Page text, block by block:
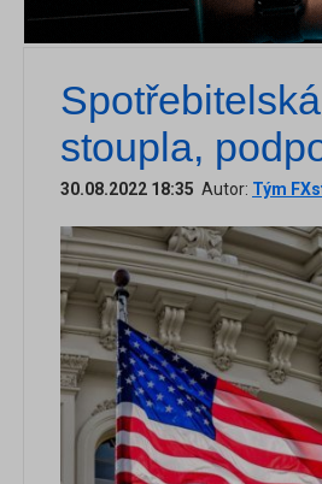
stoupla,
30.08.2022 18:35 Autor: Tým